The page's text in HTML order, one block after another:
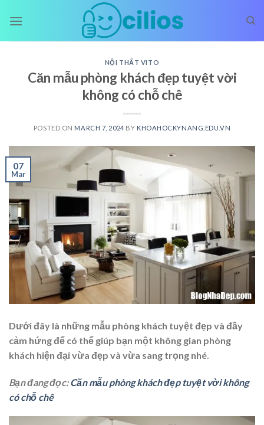
NỘI THẤT VITO
Căn mẫu phòng khách đẹp tuyệt vời
không có chỗ chê
POSTED ON MARCH 7, 2024 BY KHOAHOCKYNANG.EDU.VN
07
Mar
Dưới đây là những mẫu phòng khách tuyệt đẹp và đầy
cảm hứng để có thể giúp bạn một không gian phòng
khách hiện đại vừa đẹp và vừa sang trọng nhé.
Bạn đang đọc:Căn mẫu phòng khách đẹp tuyệt vời không
có chỗ chê